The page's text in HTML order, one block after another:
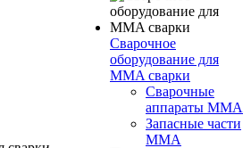
Сварочное
оборудование для
MMA сварки
Сварочные
аппараты MMA
Запасные части
MMA